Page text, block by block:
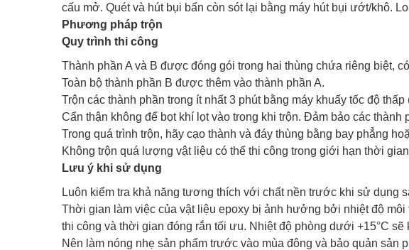
cấu mở. Quét và hút bụi bẩn còn sót lại bằng máy hút bụi ướt/khô.
Phương pháp trộn
Quy trình thi công
Thành phần A và B được đóng gói trong hai thùng chứa riêng biệt,
Toàn bộ thành phần B được thêm vào thành phần A.
Trộn các thành phần trong ít nhất 3 phút bằng máy khuấy tốc độ
Cẩn thận không để bọt khí lọt vào trong khi trộn. Đảm bảo các
Trong quá trình trộn, hãy cạo thành và đáy thùng bằng bay phẳng
Không trộn quá lượng vật liệu có thể thi công trong giới hạn thời
Lưu ý khi sử dụng
Luôn kiểm tra khả năng tương thích với chất nền trước khi sử dụng
Thời gian làm việc của vật liệu epoxy bị ảnh hưởng bởi nhiệt độ
thi công và thời gian đóng rắn tối ưu. Nhiệt độ phòng dưới +15°C
Nên làm nóng nhẹ sản phẩm trước vào mùa đông và bảo quản sản